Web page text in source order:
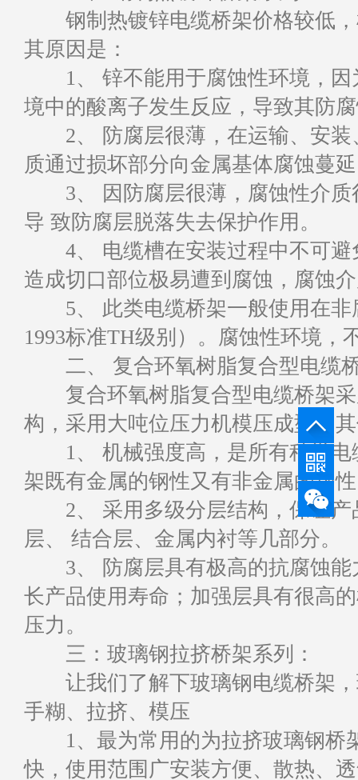
钢制热镀锌电缆桥架价格较低，
其原因是：
1、 锌不能用于腐蚀性环境，因
境中的酸离子发生反应，导致其防
2、 防腐层很薄，在运输、安装
质通过损坏部分向金属基体腐蚀蔓
3、 因防腐层很薄，腐蚀性介质
导 致防腐层脱落失去保护作用。
4、 电缆槽在安装过程中不可避
造成切口部位极易遭到腐蚀，腐蚀
5、 此类电缆桥架一般使用在非
1993标准TH级别）。腐蚀性环境，
二、 复合环氧树脂复合型电缆
复合环氧树脂复合型电缆桥架采
构，采用大吨位压力机模压成型，
1、 机械强度高，是所有种类电
架既有金属的钢性又有非金属的韧
2、 采用多级分层结构，保证产
层、 结合层、金属内衬等几部分。
3、 防腐层具有极高的抗腐蚀能
长产品使用寿命；加强层具有很高
压力。
三：玻璃钢拉挤桥架系列：
让我们了解下玻璃钢电缆桥架，
手糊、拉挤、模压
1、最为常用的为拉挤玻璃钢桥
快，使用范围广安装方便、散热、